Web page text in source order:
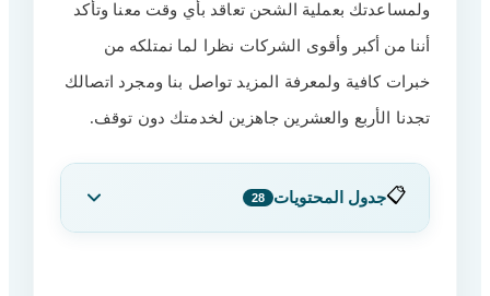
ولمساعدتك بعملية الشحن تعاقد بأي وقت معنا وتأكد
أننا من أكبر وأقوى الشركات نظرا لما نمتلكه من
خبرات كافية ولمعرفة المزيد تواصل بنا ومجرد اتصالك
تجدنا الأربع والعشرين جاهزين لخدمتك دون توقف.
📋جدول المحتويات 28